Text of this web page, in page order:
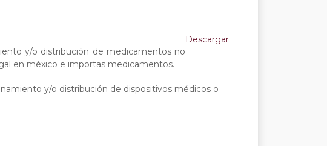
Descargar
y/o distribución de medicamentos no
en méxico e importas medicamentos.
y/o distribución de dispositivos médicos o